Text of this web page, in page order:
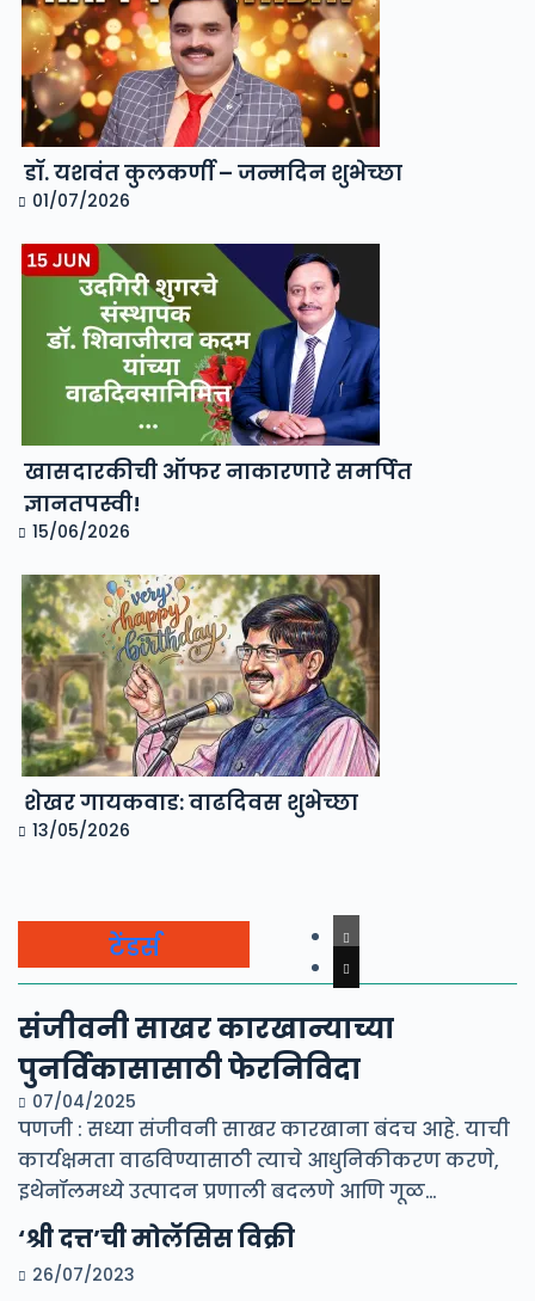
डॉ. यशवंत कुलकर्णी – जन्मदिन शुभेच्छा
01/07/2026
खासदारकीची ऑफर नाकारणारे समर्पित
ज्ञानतपस्वी!
15/06/2026
शेखर गायकवाड: वाढदिवस शुभेच्छा
13/05/2026
टेंडर्स
संजीवनी साखर कारखान्याच्या
पुनर्विकासासाठी फेरनिविदा
07/04/2025
पणजी : सध्या संजीवनी साखर कारखाना बंदच आहे. याची
कार्यक्षमता वाढविण्यासाठी त्याचे आधुनिकीकरण करणे,
इथेनॉलमध्ये उत्पादन प्रणाली बदलणे आणि गूळ…
‘श्री दत्त’ची मोलॅसिस विक्री
26/07/2023